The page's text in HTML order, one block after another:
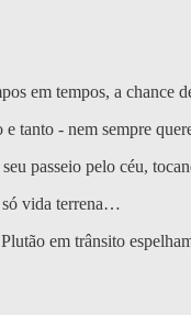
em tempos, a
tanto - nem sempre
passeio pelo céu,
só vida terrena…
em trânsito